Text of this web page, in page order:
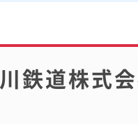
川鉄道株